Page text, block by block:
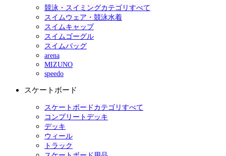
競泳・スイミングカテゴリすべて
スイムウェア・競泳水着
スイムキャップ
スイムゴーグル
スイムバッグ
arena
MIZUNO
speedo
スケートボード
スケートボードカテゴリすべて
コンプリートデッキ
デッキ
ウィール
トラック